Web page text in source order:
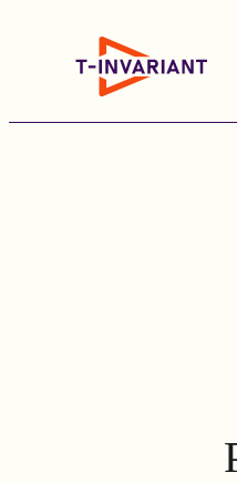
содержимому